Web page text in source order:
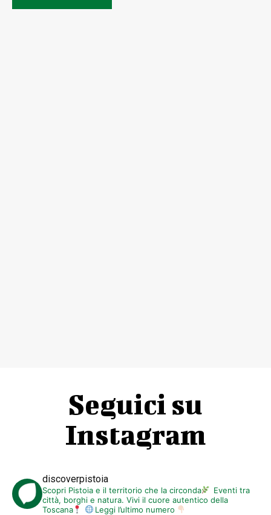
Seguici su
Instagram
discoverpistoia
Scopri Pistoia e il territorio che la circonda
Eventi tra
città, borghi e natura. Vivi il cuore autentico della
Toscana
Leggi l’ultimo numero